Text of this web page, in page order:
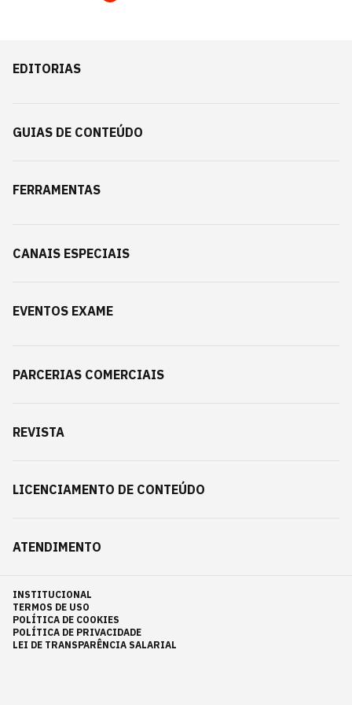
EDITORIAS
GUIAS DE CONTEÚDO
FERRAMENTAS
CANAIS ESPECIAIS
EVENTOS EXAME
PARCERIAS COMERCIAIS
REVISTA
LICENCIAMENTO DE CONTEÚDO
ATENDIMENTO
INSTITUCIONAL
TERMOS DE USO
POLÍTICA DE COOKIES
POLÍTICA DE PRIVACIDADE
LEI DE TRANSPARÊNCIA SALARIAL